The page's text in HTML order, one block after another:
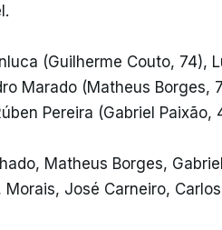
(Guilherme Couto, 74),
Marado (Matheus Borges,
Pereira (Gabriel Paixão,
Matheus Borges,
José Carneiro,